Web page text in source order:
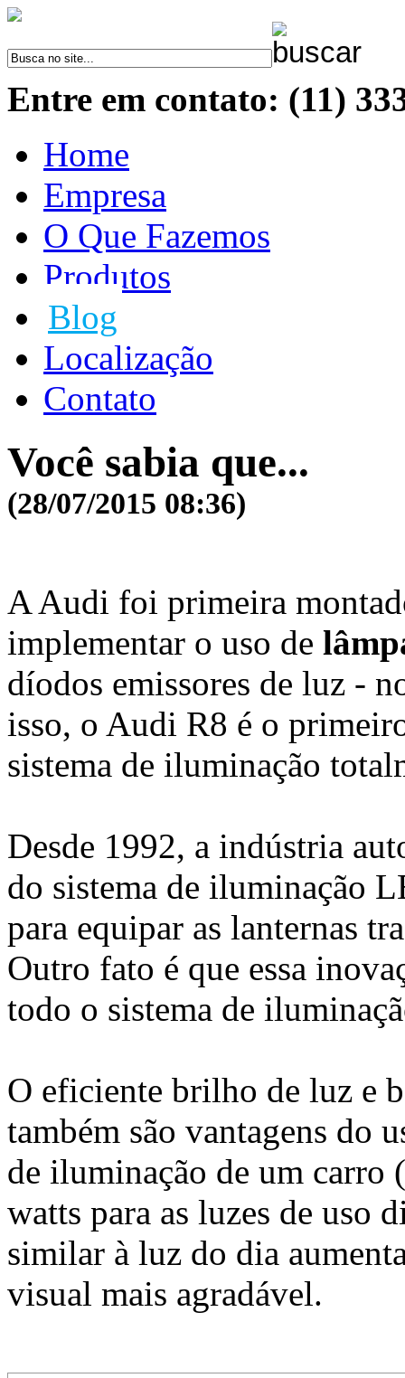
Entre em contato: (11)
Home
Empresa
O Que Fazemos
Produtos
Blog
Localização
Contato
Você sabia que...
(28/07/2015 08:36)
A Audi foi primeira
implementar o uso de
díodos emissores de luz -
isso, o Audi R8 é o
sistema de iluminação
Desde 1992, a indústria
do sistema de iluminação
para equipar as lanternas
Outro fato é que essa
todo o sistema de
O eficiente brilho de luz e
também são vantagens do
de iluminação de um carro
watts para as luzes de uso
similar à luz do dia
visual mais agradável.